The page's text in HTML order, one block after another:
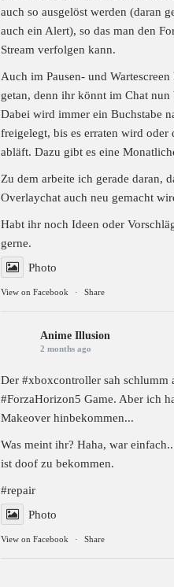
auch so ausgelöst werden (daran
auch ein Alert), so das man den
Stream verfolgen kann.
Auch im Pausen- und Wartescreen
getan, denn ihr könnt im Chat nun
Dabei wird immer ein Buchstabe
freigelegt, bis es erraten wird oder
abläft. Dazu gibt es eine
Zu dem arbeite ich gerade daran,
Overlaychat auch neu gemacht
Habt ihr noch Ideen oder
gerne.
Photo
View on Facebook · Share
Anime Illusion
2 months ago
Der #xboxcontroller sah schlumm
#ForzaHorizon5 Game. Aber ich
Makeover hinbekommen...
Was meint ihr? Haha, war
ist doof zu bekommen.
#repair
Photo
View on Facebook · Share